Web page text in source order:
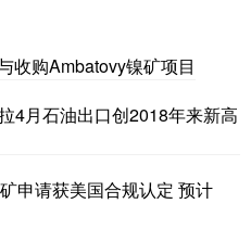
收购Ambatovy镍矿项目
4月石油出口创2018年来新高
申请获美国合规认定 预计